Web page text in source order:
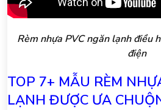
Rèm nhựa PVC ngăn lạnh điều
điện
TOP 7+ MẪU RÈM
LẠNH ĐƯỢC ƯA